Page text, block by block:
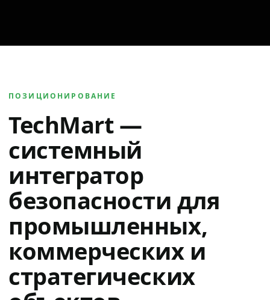
ПОЗИЦИОНИРОВАНИЕ
TechMart —
системный
интегратор
безопасности для
промышленных,
коммерческих и
стратегических